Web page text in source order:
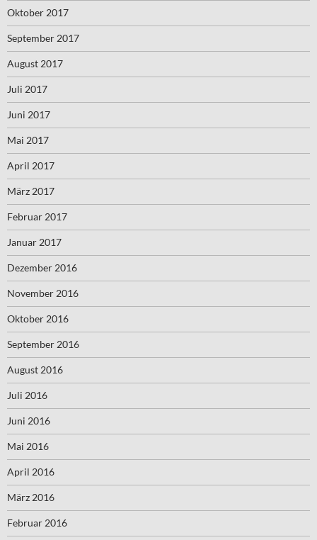
Oktober 2017
September 2017
August 2017
Juli 2017
Juni 2017
Mai 2017
April 2017
März 2017
Februar 2017
Januar 2017
Dezember 2016
November 2016
Oktober 2016
September 2016
August 2016
Juli 2016
Juni 2016
Mai 2016
April 2016
März 2016
Februar 2016